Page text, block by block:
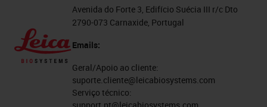
Avenida do Forte 3, Edifício Suécia III r/c Dto
2790-073 Carnaxide, Portugal
Emails:
Geral/Apoio ao cliente:
suporte.cliente@leicabiosystems.com
Serviço técnico: